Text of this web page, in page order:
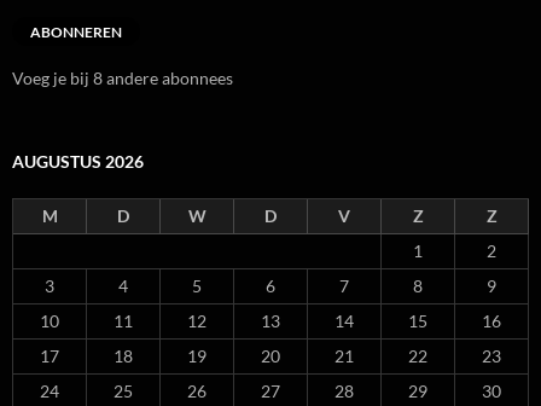
ABONNEREN
Voeg je bij 8 andere abonnees
AUGUSTUS 2026
M D W D V Z
Z
1
2
3
4 5 6 7 8
9
10
11 12 13 14 15
16
17
18 19 20 21 22
23
24
25 26 27 28 29
30